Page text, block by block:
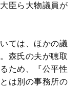
臣ら大物議員が
ては、ほかの議
森氏の夫が聴取
ため、『公平性
は別の事務所の